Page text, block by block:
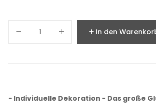
In den
- Individuelle Dekoration - Das große